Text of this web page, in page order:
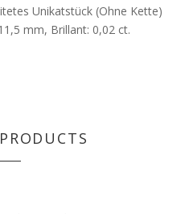
Unikatstück (Ohne Kette)
mm, Brillant: 0,02 ct.